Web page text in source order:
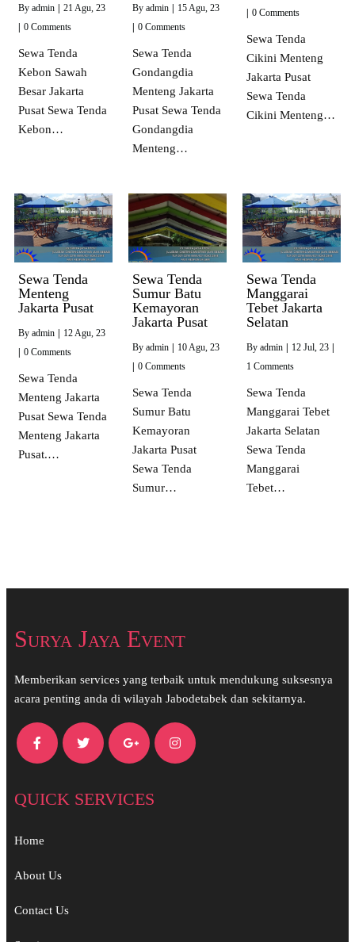
By admin | 21 Agu, 23
| 0 Comments
Sewa Tenda
Kebon Sawah
Besar Jakarta
Pusat Sewa Tenda
Kebon…
By admin | 15 Agu, 23
| 0 Comments
Sewa Tenda
Gondangdia
Menteng Jakarta
Pusat Sewa Tenda
Gondangdia
Menteng…
| 0 Comments
Sewa Tenda
Cikini Menteng
Jakarta Pusat
Sewa Tenda
Cikini Menteng…
Sewa Tenda
Menteng
Jakarta Pusat
By admin | 12 Agu, 23
| 0 Comments
Sewa Tenda
Menteng Jakarta
Pusat Sewa Tenda
Menteng Jakarta
Pusat.…
Sewa Tenda
Sumur Batu
Kemayoran
Jakarta Pusat
By admin | 10 Agu, 23
| 0 Comments
Sewa Tenda
Sumur Batu
Kemayoran
Jakarta Pusat
Sewa Tenda
Sumur…
Sewa Tenda
Manggarai
Tebet Jakarta
Selatan
By admin | 12 Jul, 23 |
1 Comments
Sewa Tenda
Manggarai Tebet
Jakarta Selatan
Sewa Tenda
Manggarai
Tebet…
Surya Jaya Event
Memberikan services yang terbaik untuk mendukung suksesnya
acara penting anda di wilayah Jabodetabek dan sekitarnya.
QUICK SERVICES
Home
About Us
Contact Us